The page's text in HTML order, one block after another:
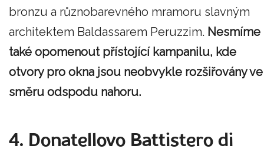
bronzu a různobarevného mramoru slavným
architektem Baldassarem Peruzzim. Nesmíme
také opomenout přístojící kampanilu, kde
otvory pro okna jsou neobvykle rozšiřovány ve
směru odspodu nahoru.
4. Donatellovo Battistero di